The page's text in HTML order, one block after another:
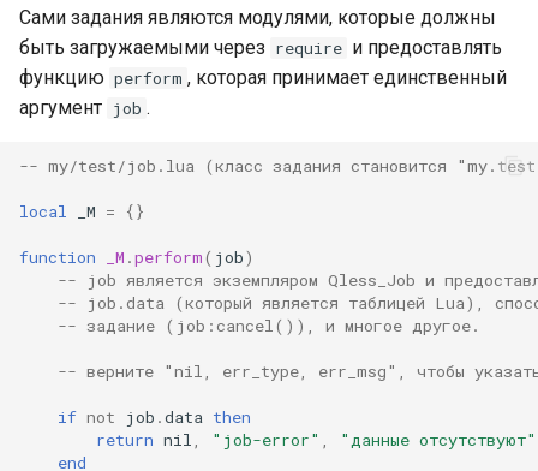
rewrite-status
rtmp
secure-token
security-headers
security
set-misc
Сами задания являются модулями, которые должны
быть загружаемыми через require и предоставлять
функцию perform , которая принимает единственный
аргумент job .
-- my/test/job.lua (класс задания становится
local _M = {}
function _M .perform( job)
-- job является экземпляром Qless_Job и
-- job.data (который является таблицей Lua),
-- задание (job:cancel()), и многое другое.
-- верните "nil, err_type, err_msg", чтобы указать
if not job .data then
return nil "job-error"
"данные отсутствуют"
end